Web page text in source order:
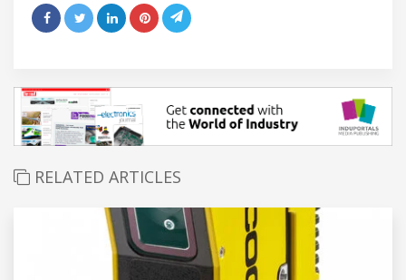
RELATED ARTICLES